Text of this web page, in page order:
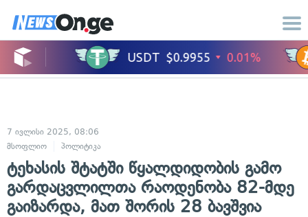
7 ივლისი 2025, 08:06
მსოფლიო
პოლიტიკა
ტეხასის შტატში წყალდიდობის გამო
გარდაცვლილთა რაოდენობა 82-მდე
გაიზარდა, მათ შორის 28 ბავშვია